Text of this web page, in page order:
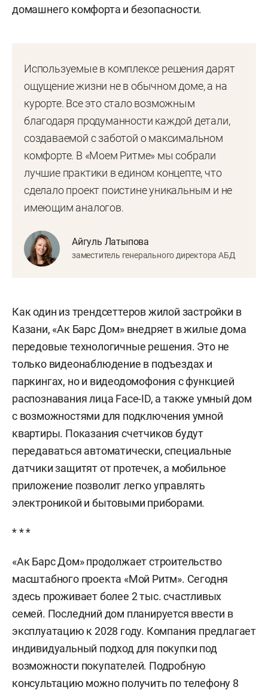
домашнего комфорта и безопасности.
Используемые в комплексе решения дарят
ощущение жизни не в обычном доме, а на
курорте. Все это стало возможным
благодаря продуманности каждой детали,
создаваемой с заботой о максимальном
комфорте. В «Моем Ритме» мы собрали
лучшие практики в едином концепте, что
сделало проект поистине уникальным и не
имеющим аналогов.
Айгуль Латыпова
заместитель генерального директора АБД
Как один из трендсеттеров жилой застройки в
Казани, «Ак Барс Дом» внедряет в жилые дома
передовые технологичные решения. Это не
только видеонаблюдение в подъездах и
паркингах, но и видеодомофония с функцией
распознавания лица Face-ID, а также умный дом
с возможностями для подключения умной
квартиры. Показания счетчиков будут
передаваться автоматически, специальные
датчики защитят от протечек, а мобильное
приложение позволит легко управлять
электроникой и бытовыми приборами.
* * *
«Ак Барс Дом» продолжает строительство
масштабного проекта «Мой Ритм». Сегодня
здесь проживает более 2 тыс. счастливых
семей. Последний дом планируется ввести в
эксплуатацию к 2028 году. Компания предлагает
индивидуальный подход для покупки под
возможности покупателей. Подробную
консультацию можно получить по телефону 8